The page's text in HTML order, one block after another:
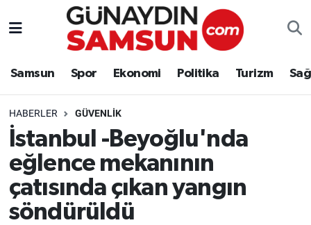
Samsun Spor Ekonomi Politika Turizm
HABERLER GÜVENLIK
İstanbul -Beyoğlu'nda
eğlence mekanının
çatısında çıkan yangın
söndürüldü
Samsun
Politika
Turizm
Nöbetçi Eczaneler
Süper Lig Puan Durumu ve Fikstür
Tüm Manşetler